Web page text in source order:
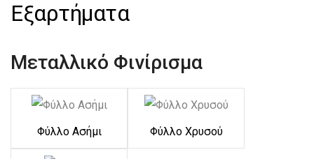
Εξαρτήματα
Μεταλλικό Φινίρισμα
Φύλλο Ασήμι Φύλλο Χρυσού